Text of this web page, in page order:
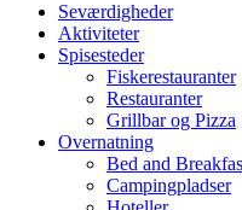
Seværdigheder
Aktiviteter
Spisesteder
Fiskerestauranter
Restauranter
Grillbar og Pizza
Overnatning
Bed and
Campingpladser